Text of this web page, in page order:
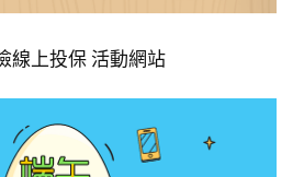
線上投保 活動網站